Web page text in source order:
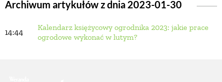
Archiwum artykułów z dnia 2023-01-30
14:44
Kalendarz księżycowy ogrodnika 2023: jakie prace
ogrodowe wykonać w lutym?
BUDUJEMY DOM